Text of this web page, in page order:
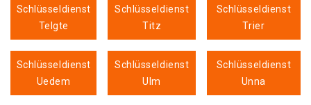
Schlüsseldienst
Telgte
Schlüsseldienst
Titz
Schlüsseldienst
Trier
Schlüsseldienst
Uedem
Schlüsseldienst
Ulm
Schlüsseldienst
Unna